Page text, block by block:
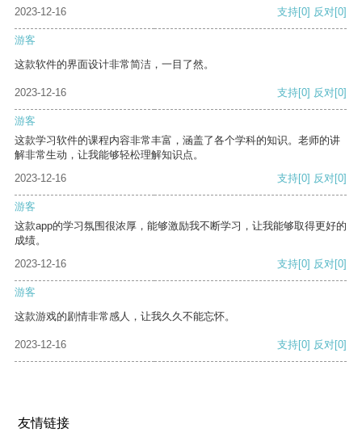
2023-12-16
支持[0] 反对[0]
游客
这款软件的界面设计非常简洁，一目了然。
2023-12-16 支持[0] 反对[0]
游客
这款学习软件的课程内容非常丰富，涵盖了各个学科的知识。老师的讲
解非常生动，让我能够轻松理解知识点。
2023-12-16
支持[0] 反对[0]
游客
这款app的学习氛围很浓厚，能够激励我不断学习，让我能够取得更好的
成绩。
2023-12-16
支持[0] 反对[0]
游客
这款游戏的剧情非常感人，让我久久不能忘怀。
2023-12-16 支持[0] 反对[0]
友情链接